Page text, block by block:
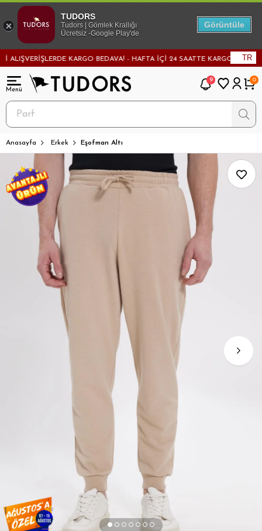
KARGO BEDAVA! - HAFTA İÇİ 24 SAATTE KARGODA! - TR
9 0
Anasayfa Erkek Eşofman Altı
TUDORS
Tudors | Gömlek Krallığı
Ücretsiz -Google Play'de
Görüntüle